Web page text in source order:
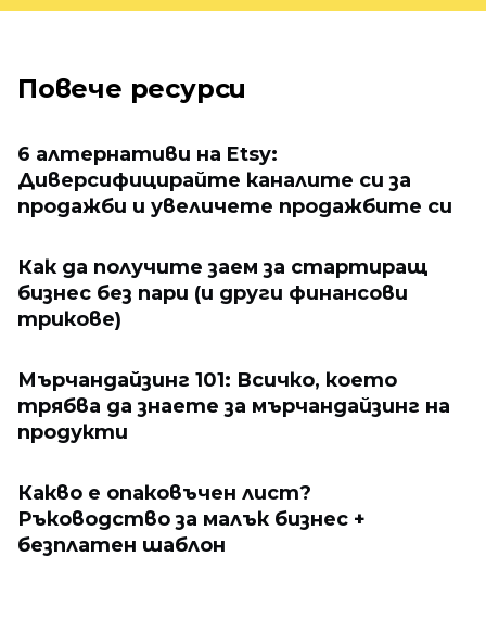
Повече ресурси
6 алтернативи на Etsy:
Диверсифицирайте каналите си за
продажби и увеличете продажбите си
Как да получите заем за стартиращ
бизнес без пари (и други финансови
трикове)
Мърчандайзинг 101: Всичко, което
трябва да знаете за мърчандайзинг на
продукти
Какво е опаковъчен лист?
Ръководство за малък бизнес +
безплатен шаблон